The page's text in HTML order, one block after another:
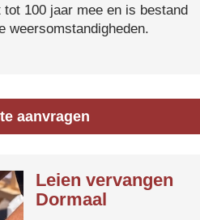
100 jaar mee en is bestand
weersomstandigheden.
aanvragen
Leien vervangen
Dormaal